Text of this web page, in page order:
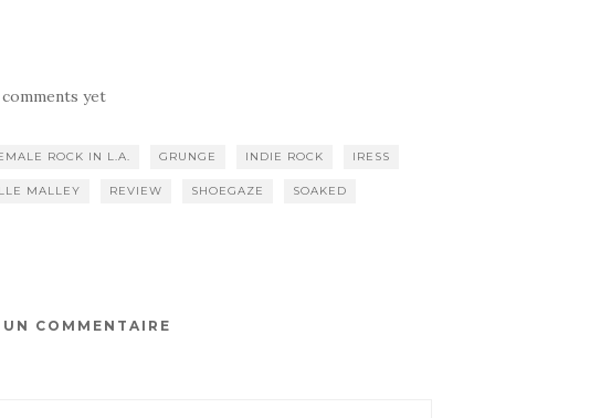
yet
ROCK IN L.A. GRUNGE INDIE ROCK IRESS
MALLEY REVIEW SHOEGAZE SOAKED
UN COMMENTAIRE